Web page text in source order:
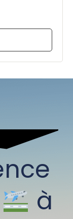
à